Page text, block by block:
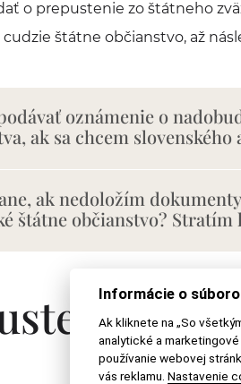
o prepustenie zo štátneho
štátne občianstvo, až
oznámenie o
ak sa chcem slovenského
ak nedoložím
štátne občianstvo?
zo
Informácie o
Ak kliknete na „So
analytické a
používanie webovej
vás reklamu. Nastavenie